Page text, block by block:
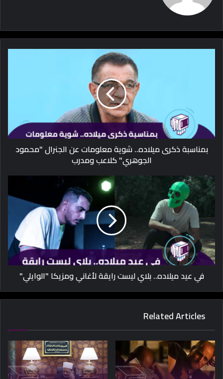
بمناسبة ذكرى ميلاده.. شوية معلومات عن الجنرال "محمود
الجوهري" كلاعب ومدرب
في عيد ميلاده.. بلاي ليست رايقة لأغاني ومزيكا "الوايلي"
Related Articles